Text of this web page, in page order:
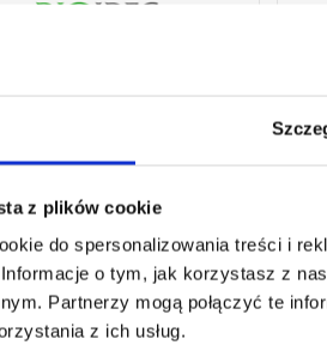
z plików cookie
do spersonalizowania treści i
o tym, jak korzystasz z
Partnerzy mogą połączyć te
z ich usług.